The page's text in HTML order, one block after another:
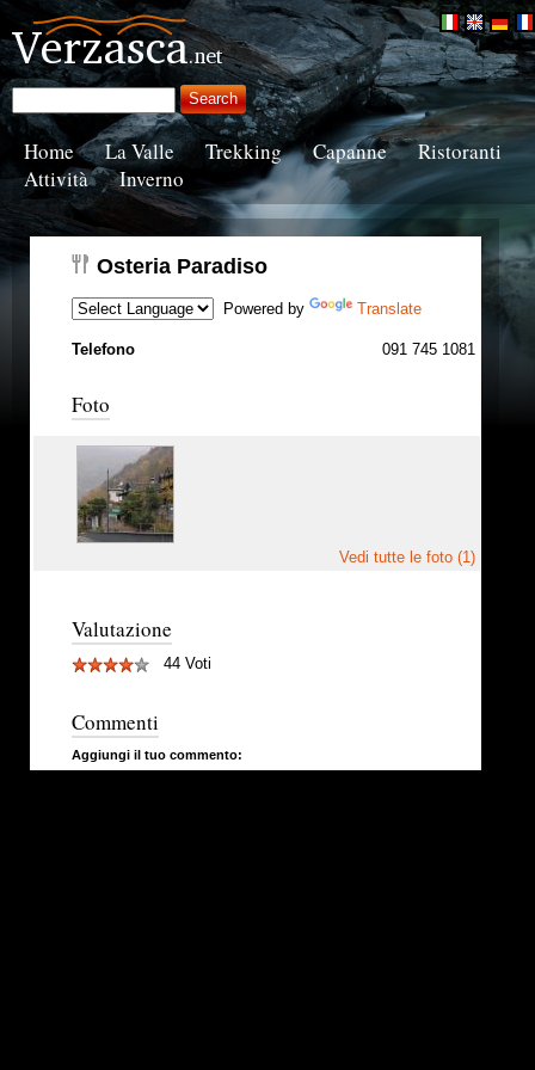
Home La Valle Trekking Capanne
Ristoranti
Attività
Inverno
Osteria Paradiso
Powered by Translate
Telefono 091 745 1081
Foto
Vedi tutte le foto (1)
Valutazione
44 Voti
Commenti
Aggiungi il tuo commento: